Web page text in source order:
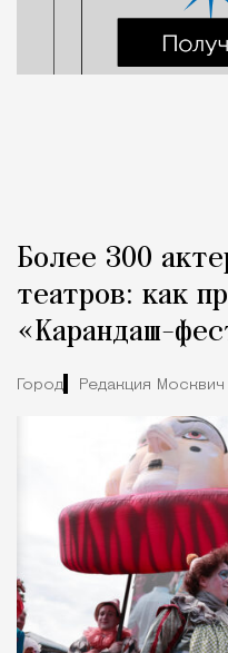
Более 300
театров: как
«Карандаш-
Город Редакция Москвич